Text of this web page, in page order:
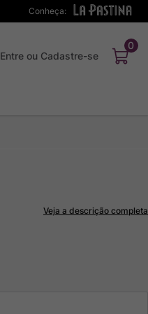
Conheça:
0
Veja a descrição completa